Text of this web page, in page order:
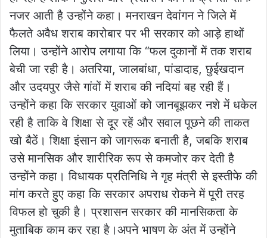
नजर आती है उन्होंने कहा। मनराखन देवांगन ने जिले में
फैलते अवैध शराब कारोबार पर भी सरकार को आड़े हाथों
लिया। उन्होंने आरोप लगाया कि “फल दुकानों में तक शराब
बेची जा रही है। अतरिया, जालबांधा, पांडादाह, छुईखदान
और उदयपुर जैसे गांवों में शराब की नदियां बह रही हैं।
उन्होंने कहा कि सरकार युवाओं को जानबूझकर नशे में धकेल
रही है ताकि वे शिक्षा से दूर रहें और सवाल पूछने की ताकत
खो बैठें। शिक्षा इंसान को जागरूक बनाती है, जबकि शराब
उसे मानसिक और शारीरिक रूप से कमजोर कर देती है
उन्होंने कहा। विधायक प्रतिनिधि ने गृह मंत्री से इस्तीफे की
मांग करते हुए कहा कि सरकार अपराध रोकने में पूरी तरह
विफल हो चुकी है। प्रशासन सरकार की मानसिकता के
मुताबिक काम कर रहा है।अपने भाषण के अंत में उन्होंने